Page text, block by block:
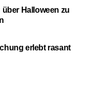
Halloween zu
erlebt rasant